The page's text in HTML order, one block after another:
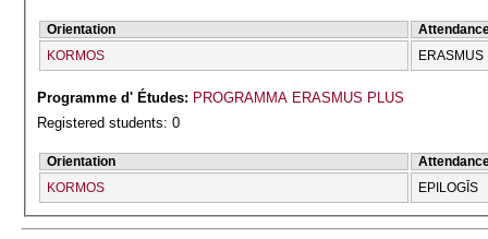
Orientation
KORMOS
ERASMUS
Programme d' Études: PROGRAMMA ERASMUS PLUS
Registered students: 0
Orientation
KORMOS
EPILOGĪS